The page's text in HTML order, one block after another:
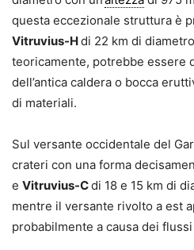
questa eccezionale struttura è
Vitruvius-Hdi 22 km di
teoricamente, potrebbe essere
dell’antica caldera o bocca
di materiali.
Sul versante occidentale del
crateri con una forma
e Vitruvius-Cdi 18 e 15 km di
mentre il versante rivolto a est
probabilmente a causa dei